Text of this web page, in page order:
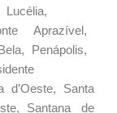
Lucélia,
Aprazível,
Penápolis,
d’Oeste, Santa
Santana de